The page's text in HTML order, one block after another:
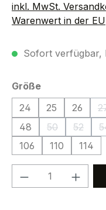
inkl. MwSt.
Warenwert in der EU
Sofort verfügbar,
Größeauswählen
24
25 26
48 50
(Diese
52
(Diese
106 110 114
Produkt